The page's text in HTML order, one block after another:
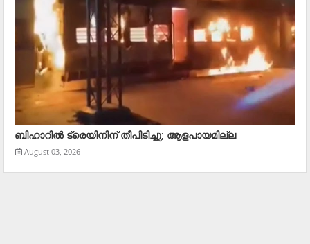
ബിഹാറില്‍ ട്രെയിനിന് തീപിടിച്ചു; ആളപായമില്ല
August 03, 2026